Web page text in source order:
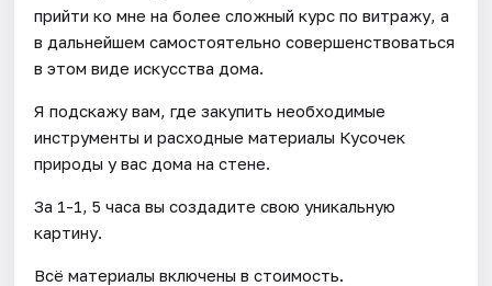
прийти ко мне на более сложный курс по витражу, а
в дальнейшем самостоятельно совершенствоваться
в этом виде искусства дома.
Я подскажу вам, где закупить необходимые
инструменты и расходные материалы Кусочек
природы у вас дома на стене.
За 1-1, 5 часа вы создадите свою уникальную
картину.
Всё материалы включены в стоимость.